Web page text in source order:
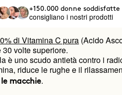
+150.000 donne soddisfatte
consigliano i nostri prodotti
di Vitamina C pura (Acido
volte superiore.
è uno scudo antietà contro i
riduce le rughe e il
macchie.